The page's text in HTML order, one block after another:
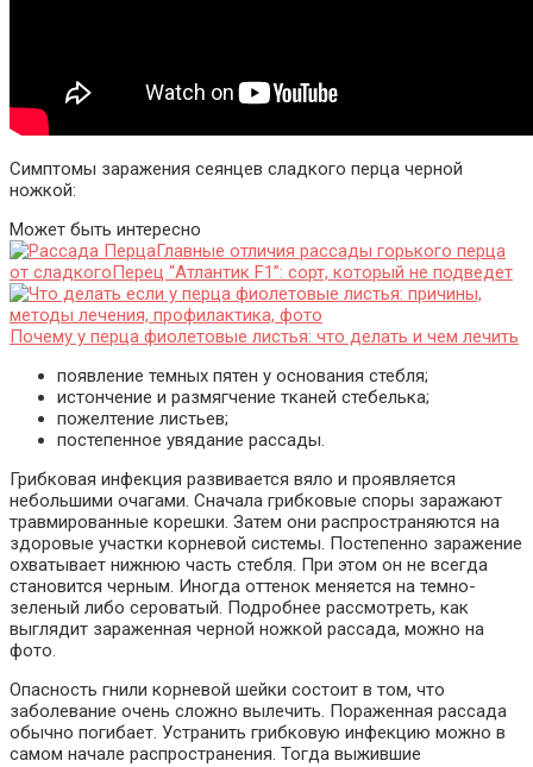
Симптомы заражения сеянцев сладкого перца черной
ножкой:
Может быть интересно
Главные отличия рассады горького перца
от сладкого Перец “Атлантик F1”: сорт, который не подведет
Почему у перца фиолетовые листья: что делать и чем лечить
появление темных пятен у основания стебля;
истончение и размягчение тканей стебелька;
пожелтение листьев;
постепенное увядание рассады.
Грибковая инфекция развивается вяло и проявляется
небольшими очагами. Сначала грибковые споры заражают
травмированные корешки. Затем они распространяются на
здоровые участки корневой системы. Постепенно заражение
охватывает нижнюю часть стебля. При этом он не всегда
становится черным. Иногда оттенок меняется на темно-
зеленый либо сероватый. Подробнее рассмотреть, как
выглядит зараженная черной ножкой рассада, можно на
фото.
Опасность гнили корневой шейки состоит в том, что
заболевание очень сложно вылечить. Пораженная рассада
обычно погибает. Устранить грибковую инфекцию можно в
самом начале распространения. Тогда выжившие